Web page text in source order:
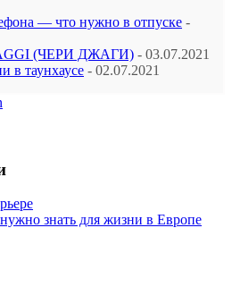
— что нужно в отпуске -
(ЧЕРИ ДЖАГИ) - 03.07.2021
в таунхаусе - 02.07.2021
знать для жизни в Европе